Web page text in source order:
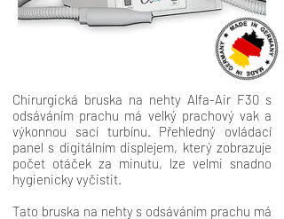
Chirurgická bruska na nehty Alfa-Air F30 s
odsáváním prachu má velký prachový vak a
výkonnou sací turbínu. Přehledný ovládací
panel s digitálním displejem, který zobrazuje
počet otáček za minutu, lze velmi snadno
hygienicky vyčistit.
Tato bruska na nehty s odsáváním prachu má